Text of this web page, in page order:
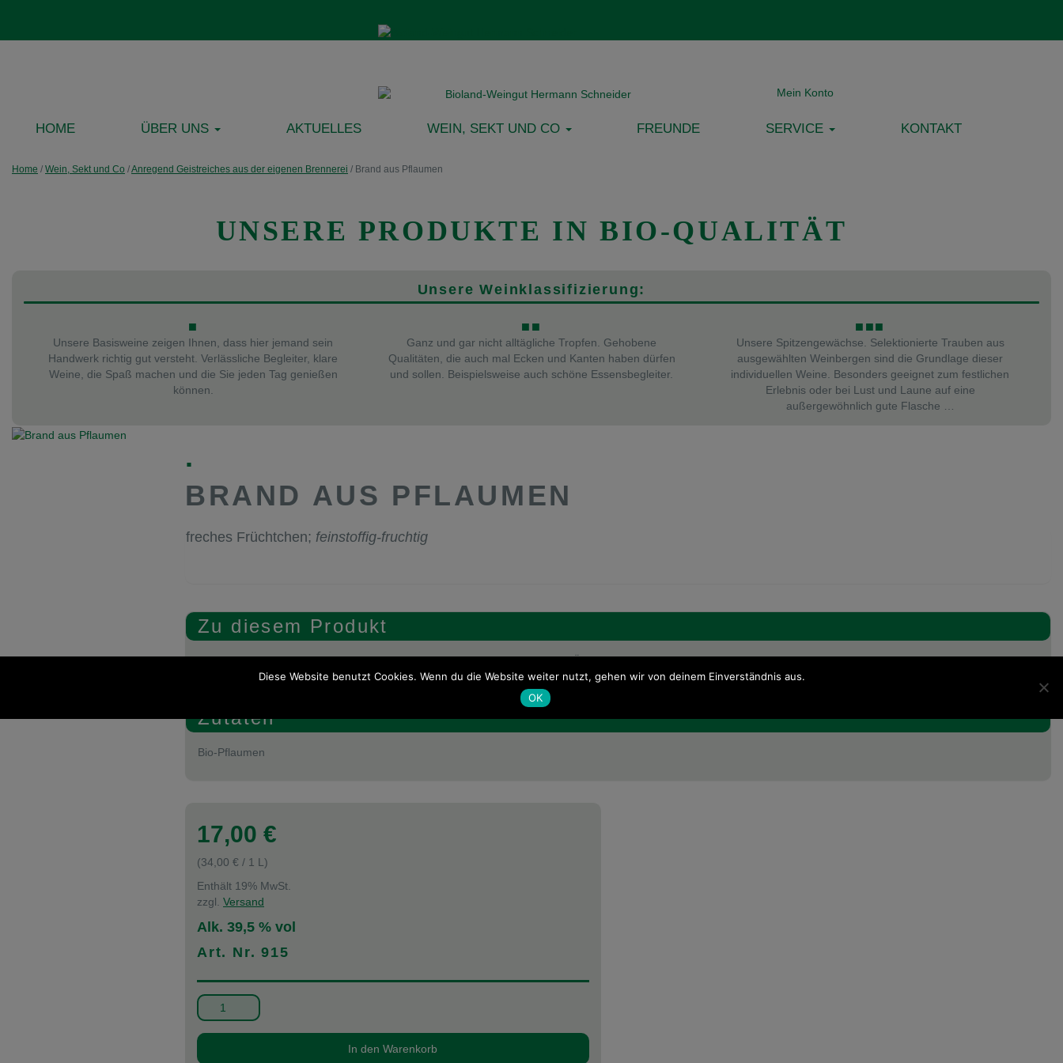
Mein Konto
HOME ÜBER UNS AKTUELLES WEIN, SEKT UND CO FREUNDE SERVICE KONTAKT
Home / Wein, Sekt und Co /Anre­gend Geist­­reich­es aus der eigenen Bren­nerei / Brand aus Pflaumen
UNSERE PRODUKTE IN BIO-QUALITÄT
Unsere Weinklassifizierung:
■
Unsere Basisweine zeigen Ihnen, dass hier jemand sein
Handwerk richtig gut versteht. Verlässliche Begleiter, klare
Weine, die Spaß machen und die Sie jeden Tag genießen
können.
■■
Ganz und gar nicht alltägliche Tropfen. Gehobene
Qualitäten, die auch mal Ecken und Kanten haben dürfen
und sollen. Beispielsweise auch schöne Essensbegleiter.
■■■
Unsere Spitzengewächse. Selektionierte Trauben aus
ausgewählten Weinbergen sind die Grundlage dieser
individuellen Weine. Besonders geeignet zum festlichen
Erlebnis oder bei Lust und Laune auf eine
außergewöhnlich gute Flasche …
.
BRAND AUS PFLAUMEN
freches Früchtchen; feinstoffig-fruchtig
Zu diesem Produkt
Liter 0,5 l Alkoholgehalt 39,5%vol Allergene keine Bioland DE-ÖKO 022
Zutaten
Bio-Pflaumen
Art. Nr. 915
17,00 €
Enthält 19% MwSt.
(34,00 € / 1 L)
Alk. 39,5 % vol
zzgl. Versand
Brand
aus
In den Warenkorb
Alternative:
Diese Website benutzt Cookies. Wenn du die Website weiter nutzt, gehen wir von deinem Einverständnis aus.
OK